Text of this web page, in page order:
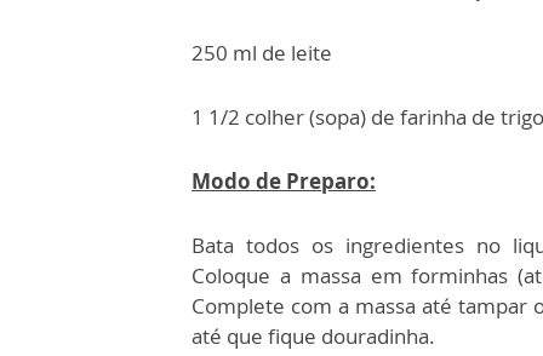
250 ml de leite
1 1/2 colher (sopa) de farinha de trigo
Modo de Preparo:
Bata todos os ingredientes no
Coloque a massa em forminhas
Complete com a massa até tampar
até que fique douradinha.